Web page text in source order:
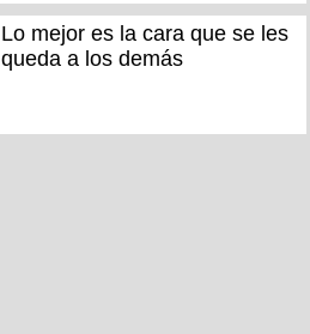
Lo mejor es la cara que se les
queda a los demás